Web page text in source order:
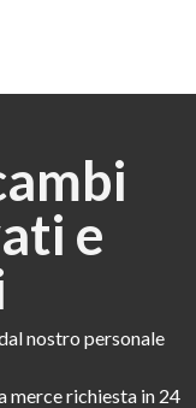
e
nostro personale
merce richiesta in 24